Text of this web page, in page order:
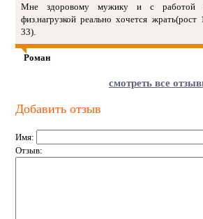
Мне здоровому мужику и с работой
физ.нагрузкой реально хочется жрать(рост
33).
Роман
смотреть все
Добавить отзыв
Имя:
Отзыв: